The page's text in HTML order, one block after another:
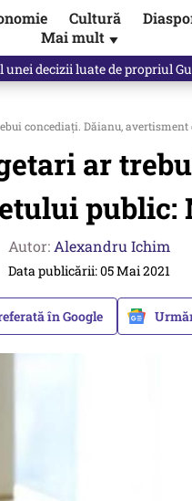
Cultură
Mai mult ▼
/ video
concediați. Dăianu,
ar
Autor: Alexandru Ichim
Data publicării: 05 Mai 2021
în Google